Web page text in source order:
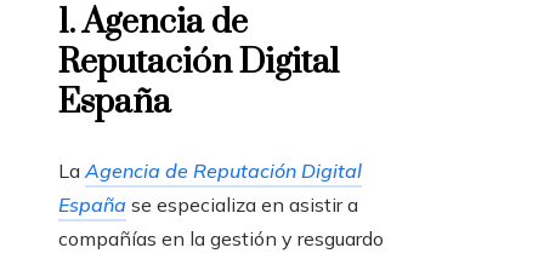
1. Agencia de
Reputación Digital
España
LaAgencia de Reputación Digital
España se especializa en asistir a
compañías en la gestión y resguardo